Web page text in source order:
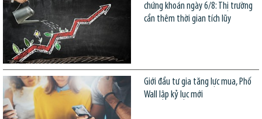
chứng khoán ngày 6/8: Thị trường
cần thêm thời gian tích lũy
Giới đầu tư gia tăng lực mua, Phố
Wall lập kỷ lục mới